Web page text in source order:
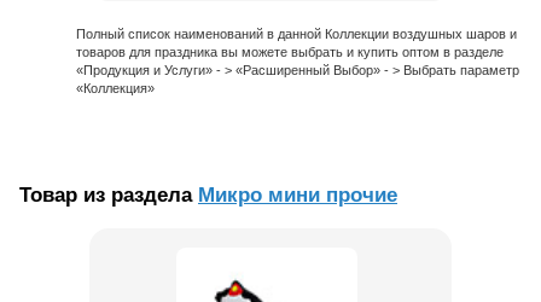
Полный список наименований в данной Коллекции воздушных шаров и
товаров для праздника вы можете выбрать и купить оптом в разделе
«Продукция и Услуги» - > «Расширенный Выбор» - > Выбрать параметр
«Коллекция»
Товар из раздела Микро мини прочие